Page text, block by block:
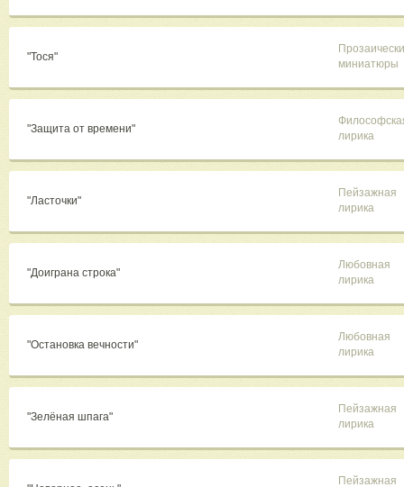
"Тося"
миниатюры
"Защита от времени"
лирика
"Ласточки"
Пейзажная
лирика
"Доиграна строка"
Любовная
лирика
"Остановка вечности"
Любовная
лирика
"Зелёная шпага"
Пейзажная
лирика
Пейзажная